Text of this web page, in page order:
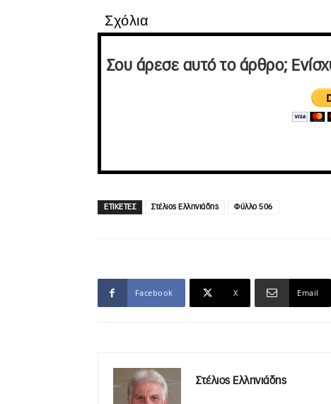
Σχόλια
Σου άρεσε αυτό το άρθρο;
ΕΤΙΚΕΤΕΣ Στέλιος Ελληνιάδης Φύλλο 506
Facebook X Email
Στέλιος Ελληνιάδης